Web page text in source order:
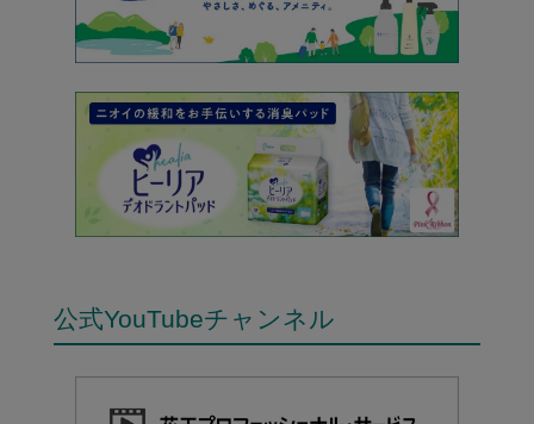
公式YouTubeチャンネル